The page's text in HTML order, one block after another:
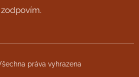
práva vyhrazena